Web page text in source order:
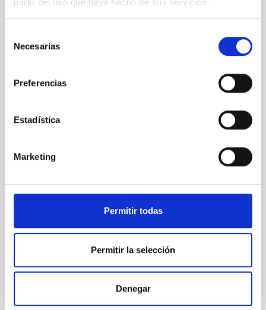
Necesarias
Preferencias
Estadística
Marketing
Permitir todas
Permitir la selección
Denegar
franjas precisos sobre la superficie del objeto y son
capturados por dos cámaras. Dado que las
Automatic positioners
Dentro del laboratorio de óptica existen diferentes
posicionadores que pueden ser controlados
grupos: Rotadores, Mesas de traslación y
tanto tienen diferentes controladores pero el
siguiente tabla se